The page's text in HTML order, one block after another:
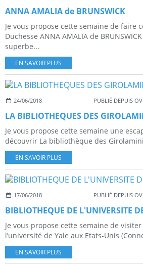
ANNA AMALIA de BRUNSWICK
Je vous propose cette semaine de faire
Duchesse ANNA AMALIA de
superbe...
EN SAVOIR PLUS
24/06/2018 PUBLIÉ DEPUIS
LA BIBLIOTHEQUES DES
Je vous propose cette semaine une
découvrir La bibliothèque des
EN SAVOIR PLUS
17/06/2018 PUBLIÉ DEPUIS
BIBLIOTHEQUE DE L'UNIVERSITE
Je vous propose cette semaine de
l’université de Yale aux Etats-Unis
EN SAVOIR PLUS